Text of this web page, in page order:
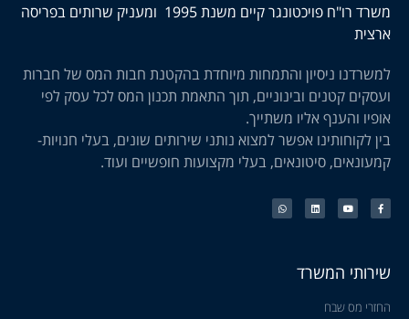
משרד רו"ח פויכטונגר קיים משנת 1995 ומעניק שרותים בפריסה
ארצית
למשרדנו ניסיון והתמחות מיוחדת בהקטנת חבות המס של חברות
ועסקים קטנים ובינוניים, תוך התאמת תכנון המס לכל עסק לפי
אופיו והענף אליו משתייך.
בין לקוחותינו אפשר למצוא נותני שירותים שונים, בעלי חנויות-
קמעונאים, סיטונאים, בעלי מקצועות חופשיים ועוד.
שירותי המשרד
החזרי מס שבח